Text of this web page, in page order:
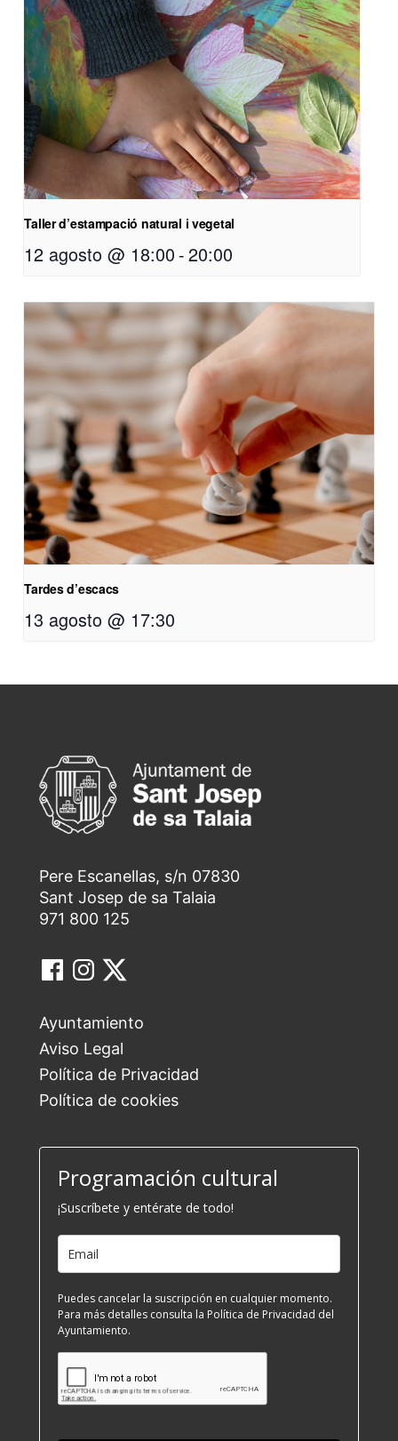
Taller d’estampació natural i vegetal
12 agosto @ 18:00 -20:00
Tardes d’escacs
13 agosto @ 17:30
Pere Escanellas, s/n 07830
Sant Josep de sa Talaia
971 800 125
Ayuntamiento
Aviso Legal
Política de Privacidad
Política de cookies
Programación cultural
¡Suscríbete y entérate de todo!
Puedes cancelar la suscripción en cualquier momento.
Para más detalles consulta la Política de Privacidad del
Ayuntamiento.